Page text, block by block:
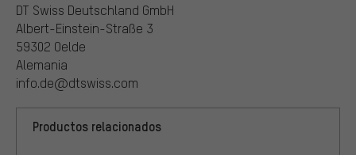
DT Swiss Deutschland GmbH
Albert-Einstein-Straße 3
59302 Oelde
Alemania
info.de@dtswiss.com
Productos relacionados